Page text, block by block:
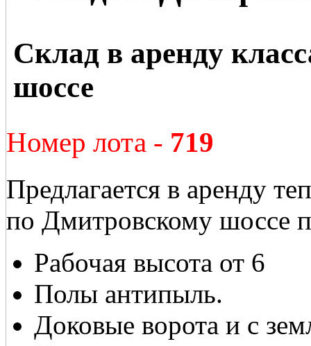
Склад в аренду
шоссе
Номер лота - 719
Предлагается в аренду
по Дмитровскому шоссе
Рабочая высота от 6
Полы антипыль.
Доковые ворота и с